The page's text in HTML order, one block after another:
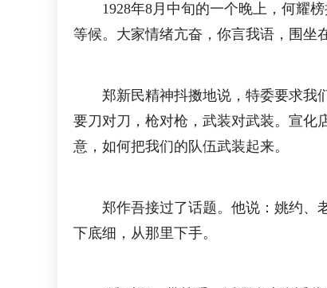
1928年8月中旬的一个晚上，何耀榜
等候。大家情绪亢奋，你言我语，围坐
郑新民精神抖擞地说，特委要求我们
要刀对刀，枪对枪，武装对武装。宣化
意，如何把我们的队伍武装起来。
郑作吾接过了话题。他说：姚约、老
下底细，从那里下手。